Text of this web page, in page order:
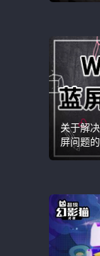
关于解
屏问题